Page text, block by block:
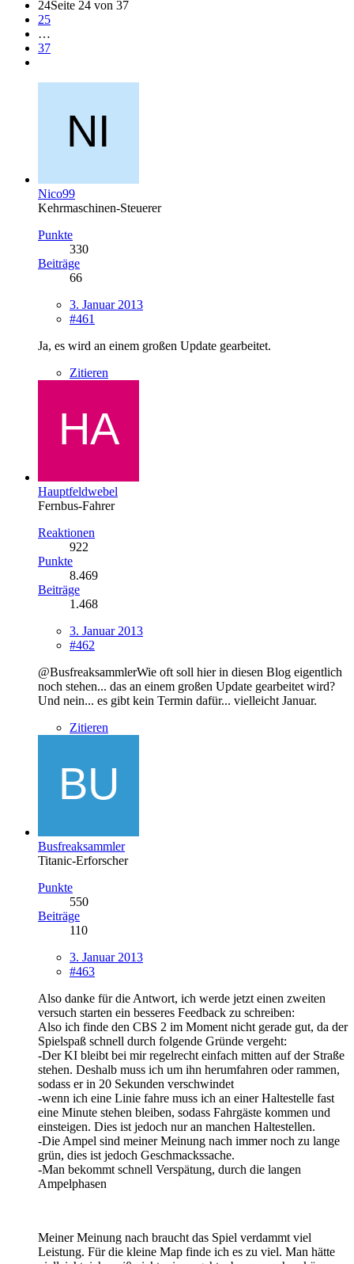
24Seite 24 von 37
25
…
37
Nico99
Kehrmaschinen-Steuerer
Punkte
330
Beiträge
66
3. Januar 2013
#461
Ja, es wird an einem großen Update gearbeitet.
Zitieren
Hauptfeldwebel
Fernbus-Fahrer
Reaktionen
922
Punkte
8.469
Beiträge
1.468
3. Januar 2013
#462
@BusfreaksammlerWie oft soll hier in diesen Blog eigentlich
noch stehen... das an einem großen Update gearbeitet wird?
Und nein... es gibt kein Termin dafür... vielleicht Januar.
Zitieren
Busfreaksammler
Titanic-Erforscher
Punkte
550
Beiträge
110
3. Januar 2013
#463
Also danke für die Antwort, ich werde jetzt einen zweiten
versuch starten ein besseres Feedback zu schreiben:
Also ich finde den CBS 2 im Moment nicht gerade gut, da der
Spielspaß schnell durch folgende Gründe vergeht:
-Der KI bleibt bei mir regelrecht einfach mitten auf der Straße
stehen. Deshalb muss ich um ihn herumfahren oder rammen,
sodass er in 20 Sekunden verschwindet
-wenn ich eine Linie fahre muss ich an einer Haltestelle fast
eine Minute stehen bleiben, sodass Fahrgäste kommen und
einsteigen. Dies ist jedoch nur an manchen Haltestellen.
-Die Ampel sind meiner Meinung nach immer noch zu lange
grün, dies ist jedoch Geschmackssache.
-Man bekommt schnell Verspätung, durch die langen
Ampelphasen
Meiner Meinung nach braucht das Spiel verdammt viel
Leistung. Für die kleine Map finde ich es zu viel. Man hätte